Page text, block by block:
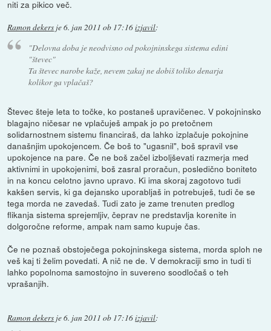
niti za pikico več.
Ramon dekers je6. jan 2011 ob 17:16izjavil:
"Delovna doba je neodvisno od pokojninskega sistema edini
"števec"
Ta števec narobe kaže, nevem zakaj ne dobiš toliko denarja
kolikor ga vplačaš?
Števec šteje leta to točke, ko postaneš upravičenec. V pokojninsko
blagajno ničesar ne vplačuješ ampak jo po pretočnem
solidarnostnem sistemu financiraš, da lahko izplačuje pokojnine
današnjim upokojencem. Če boš to "ugasnil", boš spravil vse
upokojence na pare. Če ne boš začel izboljševati razmerja med
aktivnimi in upokojenimi, boš zasral proračun, posledično boniteto
in na koncu celotno javno upravo. Ki ima skoraj zagotovo tudi
kakšen servis, ki ga dejansko uporabljaš in potrebuješ, tudi če se
tega morda ne zavedaš. Tudi zato je zame trenuten predlog
flikanja sistema sprejemljiv, čeprav ne predstavlja korenite in
dolgoročne reforme, ampak nam samo kupuje čas.
Če ne poznaš obstoječega pokojninskega sistema, morda sploh ne
veš kaj ti želim povedati. A nič ne de. V demokraciji smo in tudi ti
lahko popolnoma samostojno in suvereno soodločaš o teh
vprašanjih.
Ramon dekers je6. jan 2011 ob 17:16izjavil: